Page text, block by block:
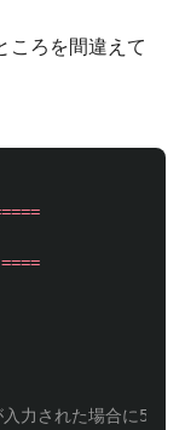
ころを間違えて
====
力された場合に500